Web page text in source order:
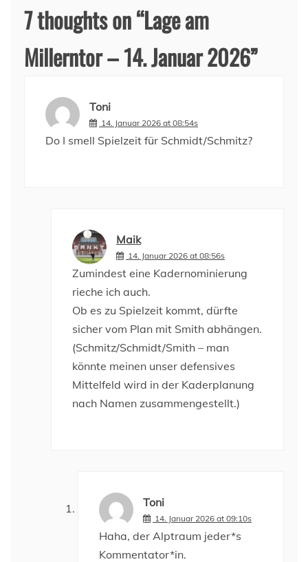
7 thoughts on “Lage am
Millerntor – 14. Januar 2026”
Toni
14. Januar 2026 at 08:54s
Do I smell Spielzeit für Schmidt/Schmitz?
Maik
14. Januar 2026 at 08:56s
Zumindest eine Kadernominierung
rieche ich auch.
Ob es zu Spielzeit kommt, dürfte
sicher vom Plan mit Smith abhängen.
(Schmitz/Schmidt/Smith – man
könnte meinen unser defensives
Mittelfeld wird in der Kaderplanung
nach Namen zusammengestellt.)
Toni
14. Januar 2026 at 09:10s
Haha, der Alptraum jeder*s
Kommentator*in.